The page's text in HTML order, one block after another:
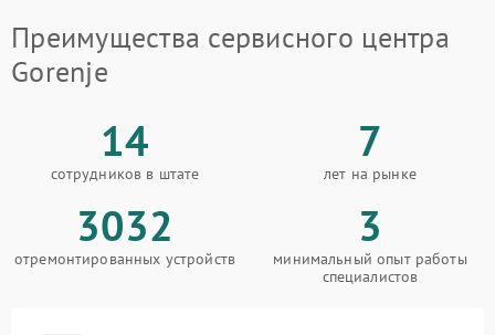
Преимущества сервисного центра
Gorenje
14
сотрудников в штате
7
лет на рынке
3032
отремонтированных устройств
3
минимальный опыт работы
специалистов